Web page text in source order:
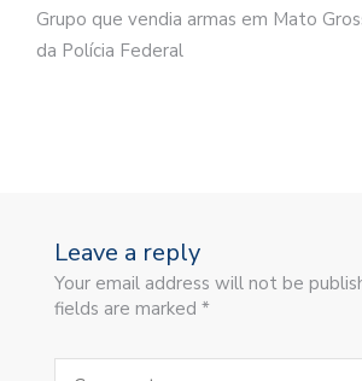
Grupo que vendia armas em Mato
da Polícia Federal
Leave a reply
Your email address will not be
fields are marked *